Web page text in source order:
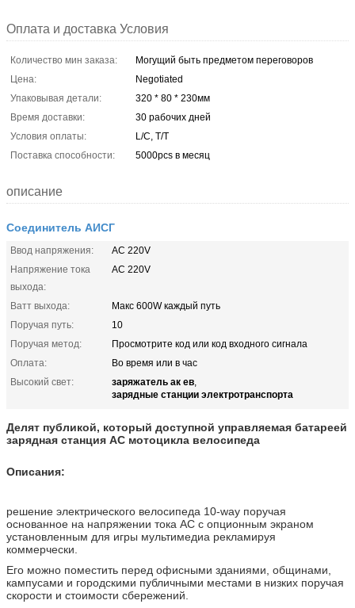
Оплата и доставка Условия
Количество мин заказа:
Могущий быть предметом переговоров
Цена:
Negotiated
Упаковывая детали:
320 * 80 * 230мм
Время доставки:
30 рабочих дней
Условия оплаты:
L/C, T/T
Поставка способности:
5000pcs в месяц
описание
Соединитель АИСГ
Ввод напряжения:
AC 220V
Напряжение тока
выхода:
AC 220V
Ватт выхода:
Макс 600W каждый путь
Поручая путь:
10
Поручая метод:
Просмотрите код или код входного сигнала
Оплата:
Во время или в час
Высокий свет:
заряжатель ак ев,
зарядные станции электротранспорта
Делят публикой, который доступной управляемая батареей
зарядная станция AC мотоцикла велосипеда
Описания:
решение электрического велосипеда 10-way поручая
основанное на напряжении тока AC с опционным экраном
установленным для игры мультимедиа рекламируя
коммерчески.
Его можно поместить перед офисными зданиями, общинами,
кампусами и городскими публичными местами в низких поручая
скорости и стоимости сбережений.